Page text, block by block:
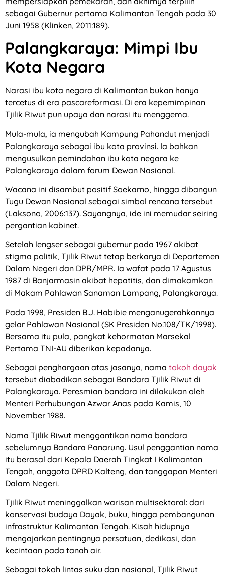
sebagai Gubernur pertama Kalimantan Tengah pada 30
Juni 1958 (Klinken, 2011:189).
Palangkaraya: Mimpi Ibu
Kota Negara
Narasi ibu kota negara di Kalimantan bukan hanya
tercetus di era pascareformasi. Di era kepemimpinan
Tjilik Riwut pun upaya dan narasi itu menggema.
Mula-mula, ia mengubah Kampung Pahandut menjadi
Palangkaraya sebagai ibu kota provinsi. Ia bahkan
mengusulkan pemindahan ibu kota negara ke
Palangkaraya dalam forum Dewan Nasional.
Wacana ini disambut positif Soekarno, hingga dibangun
Tugu Dewan Nasional sebagai simbol rencana tersebut
(Laksono, 2006:137). Sayangnya, ide ini memudar seiring
pergantian kabinet.
Setelah lengser sebagai gubernur pada 1967 akibat
stigma politik, Tjilik Riwut tetap berkarya di Departemen
Dalam Negeri dan DPR/MPR. Ia wafat pada 17 Agustus
1987 di Banjarmasin akibat hepatitis, dan dimakamkan
di Makam Pahlawan Sanaman Lampang, Palangkaraya.
Pada 1998, Presiden B.J. Habibie menganugerahkannya
gelar Pahlawan Nasional (SK Presiden No.108/TK/1998).
Bersama itu pula, pangkat kehormatan Marsekal
Pertama TNI-AU diberikan kepadanya.
Sebagai penghargaan atas jasanya, nama tokoh dayak
tersebut diabadikan sebagai Bandara Tjilik Riwut di
Palangkaraya. Peresmian bandara ini dilakukan oleh
Menteri Perhubungan Azwar Anas pada Kamis, 10
November 1988.
Nama Tjilik Riwut menggantikan nama bandara
sebelumnya Bandara Panarung. Usul penggantian nama
itu berasal dari Kepala Daerah Tingkat I Kalimantan
Tengah, anggota DPRD Kalteng, dan tanggapan Menteri
Dalam Negeri.
Tjilik Riwut meninggalkan warisan multisektoral: dari
konservasi budaya Dayak, buku, hingga pembangunan
infrastruktur Kalimantan Tengah. Kisah hidupnya
mengajarkan pentingnya persatuan, dedikasi, dan
kecintaan pada tanah air.
Sebagai tokoh lintas suku dan nasional, Tjilik Riwut